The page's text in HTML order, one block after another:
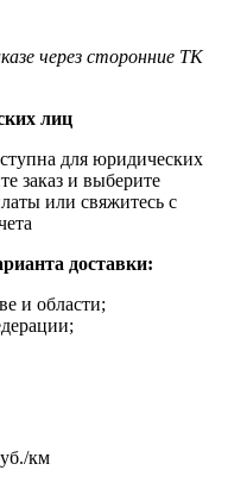
через сторонние ТК
лиц
для юридических
заказ и выберите
или свяжитесь с
доставки:
и области;
км